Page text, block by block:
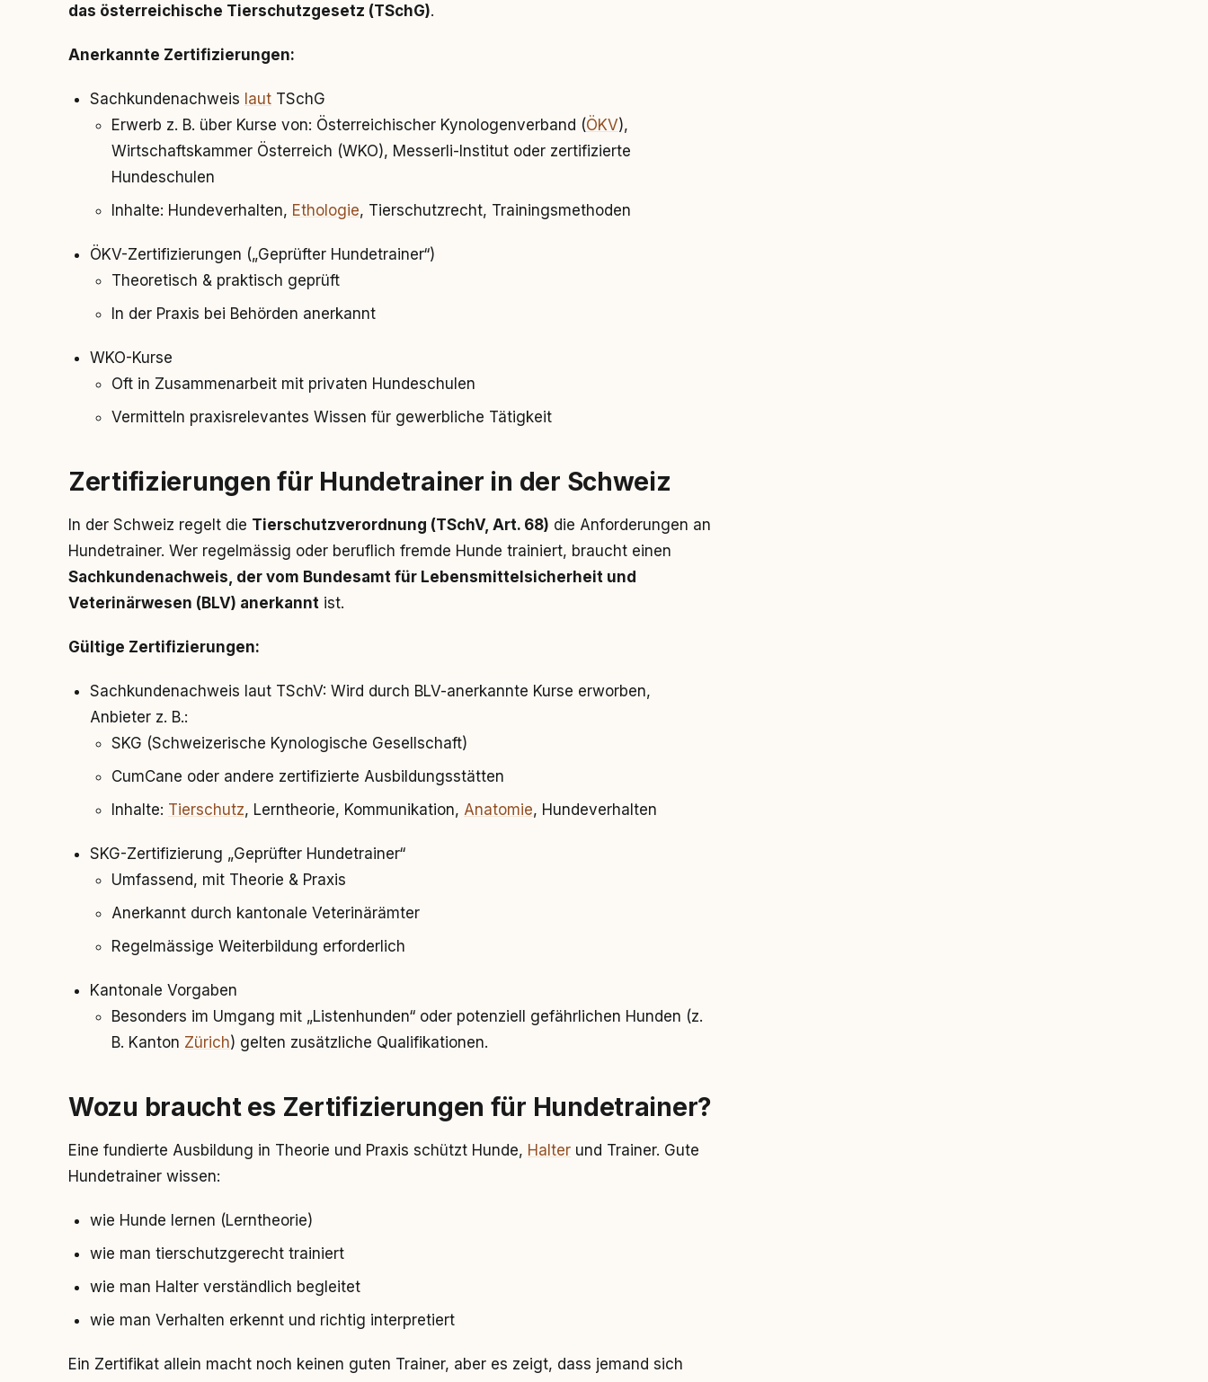
das österreichische Tierschutzgesetz (TSchG).
Anerkannte Zertifizierungen:
Sachkundenachweis laut TSchG
Erwerb z. B. über Kurse von: Österreichischer Kynologenverband (ÖKV),
Wirtschaftskammer Österreich (WKO), Messerli-Institut oder zertifizierte
Hundeschulen
Inhalte: Hundeverhalten, Ethologie, Tierschutzrecht, Trainingsmethoden
ÖKV-Zertifizierungen („Geprüfter Hundetrainer“)
Theoretisch & praktisch geprüft
In der Praxis bei Behörden anerkannt
WKO-Kurse
Oft in Zusammenarbeit mit privaten Hundeschulen
Vermitteln praxisrelevantes Wissen für gewerbliche Tätigkeit
Zertifizierungen für Hundetrainer in der Schweiz
In der Schweiz regelt die Tierschutzverordnung (TSchV, Art. 68) die Anforderungen an
Hundetrainer. Wer regelmässig oder beruflich fremde Hunde trainiert, braucht einen
Sachkundenachweis, der vom Bundesamt für Lebensmittelsicherheit und
Veterinärwesen (BLV) anerkannt ist.
Gültige Zertifizierungen:
Sachkundenachweis laut TSchV: Wird durch BLV-anerkannte Kurse erworben,
Anbieter z. B.:
SKG (Schweizerische Kynologische Gesellschaft)
CumCane oder andere zertifizierte Ausbildungsstätten
Inhalte: Tierschutz, Lerntheorie, Kommunikation, Anatomie, Hundeverhalten
SKG-Zertifizierung „Geprüfter Hundetrainer“
Umfassend, mit Theorie & Praxis
Anerkannt durch kantonale Veterinärämter
Regelmässige Weiterbildung erforderlich
Kantonale Vorgaben
Besonders im Umgang mit „Listenhunden“ oder potenziell gefährlichen Hunden (z.
B. Kanton Zürich) gelten zusätzliche Qualifikationen.
Wozu braucht es Zertifizierungen für Hundetrainer?
Eine fundierte Ausbildung in Theorie und Praxis schützt Hunde, Halter und Trainer. Gute
Hundetrainer wissen:
wie Hunde lernen (Lerntheorie)
wie man tierschutzgerecht trainiert
wie man Halter verständlich begleitet
wie man Verhalten erkennt und richtig interpretiert
Ein Zertifikat allein macht noch keinen guten Trainer, aber es zeigt, dass jemand sich